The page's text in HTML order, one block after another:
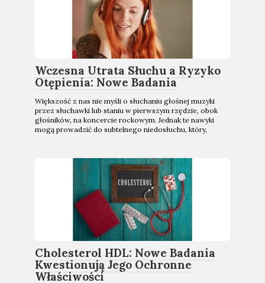
Wczesna Utrata Słuchu a Ryzyko
Otępienia: Nowe Badania
Większość z nas nie myśli o słuchaniu głośnej muzyki
przez słuchawki lub staniu w pierwszym rzędzie, obok
głośników, na koncercie rockowym. Jednak te nawyki
mogą prowadzić do subtelnego niedosłuchu, który,
Cholesterol HDL: Nowe Badania
Kwestionują Jego Ochronne
Właściwości